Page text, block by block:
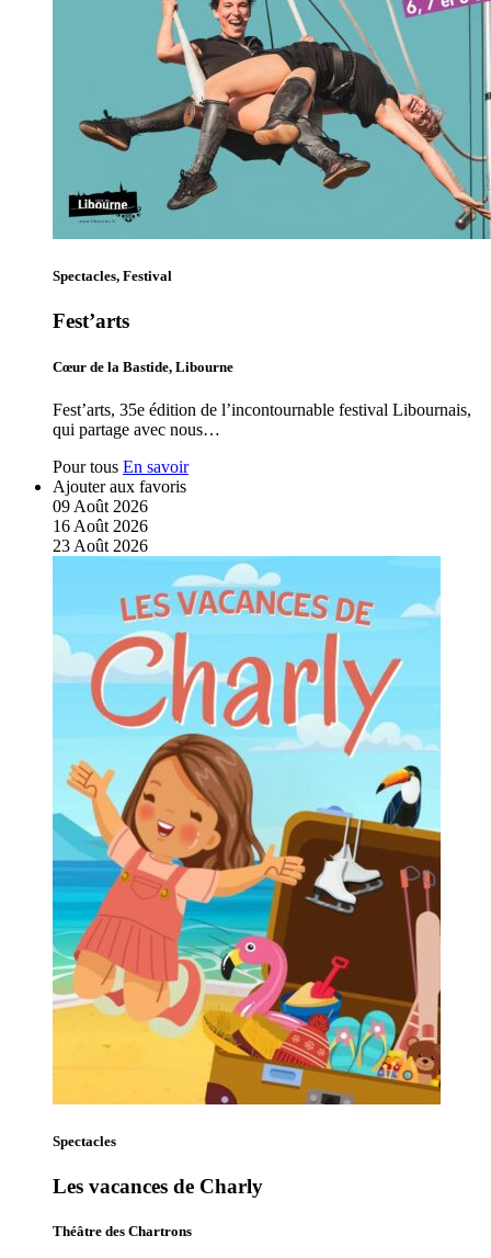
Spectacles, Festival
Fest’arts
Cœur de la Bastide, Libourne
Fest’arts, 35e édition de l’incontournable festival Libournais,
qui partage avec nous…
Pour tous En savoir
Ajouter aux favoris
09 Août 2026
16 Août 2026
23 Août 2026
Spectacles
Les vacances de Charly
Théâtre des Chartrons